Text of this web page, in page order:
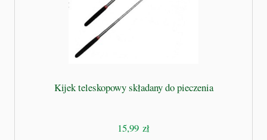
Kijek teleskopowy składany do pieczenia
15,99 zł